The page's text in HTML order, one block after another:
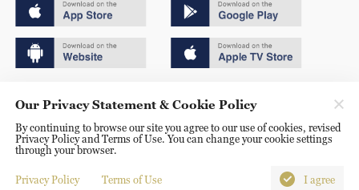
京ICP备20000184号
京公网安备 11010502050052号
Disinformation report hotline: 010-85061466
Our Privacy Statement & Cookie Policy
By continuing to browse our site you agree to our use of cookies, revised
Privacy Policy and Terms of Use. You can change your cookie settings
through your browser.
Privacy Policy Terms of Use I agree